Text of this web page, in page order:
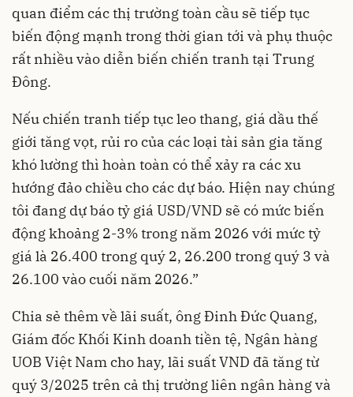
quan điểm các thị trường toàn cầu sẽ tiếp tục
biến động mạnh trong thời gian tới và phụ thuộc
rất nhiều vào diễn biến chiến tranh tại Trung
Đông.
Nếu chiến tranh tiếp tục leo thang, giá dầu thế
giới tăng vọt, rủi ro của các loại tài sản gia tăng
khó lường thì hoàn toàn có thể xảy ra các xu
hướng đảo chiều cho các dự báo. Hiện nay chúng
tôi đang dự báo tỷ giá USD/VND sẽ có mức biến
động khoảng 2-3% trong năm 2026 với mức tỷ
giá là 26.400 trong quý 2, 26.200 trong quý 3 và
26.100 vào cuối năm 2026.”
Chia sẻ thêm về lãi suất, ông Đinh Đức Quang,
Giám đốc Khối Kinh doanh tiền tệ, Ngân hàng
UOB Việt Nam cho hay, lãi suất VND đã tăng từ
quý 3/2025 trên cả thị trường liên ngân hàng và